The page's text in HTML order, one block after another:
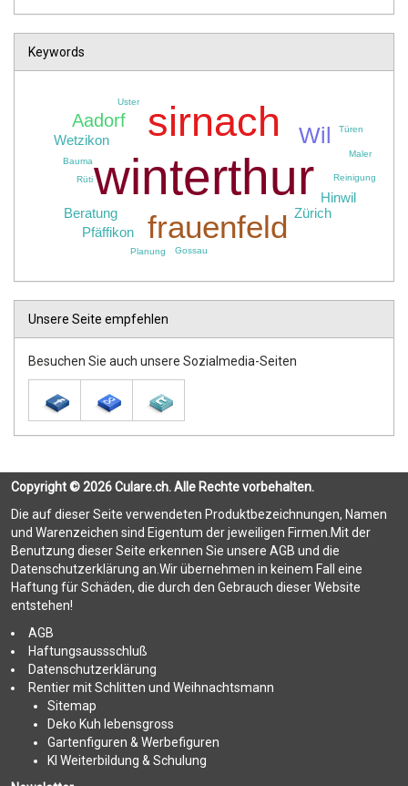
Keywords
winterthur
sirnach
frauenfeld
Wil
Aadorf
Beratung
Wetzikon
Pfäffikon
Zürich
Hinwil
Gossau
Planung
Reinigung
Maler
Bauma
Türen
Rüti
Uster
Unsere Seite empfehlen
Besuchen Sie auch unsere Sozialmedia-Seiten
Copyright © 2026 Culare.ch. Alle Rechte vorbehalten.
Die auf dieser Seite verwendeten Produktbezeichnungen, Namen
und Warenzeichen sind Eigentum der jeweiligen Firmen.Mit der
Benutzung dieser Seite erkennen Sie unsere AGB und die
Datenschutzerklärung an.Wir übernehmen in keinem Fall eine
Haftung für Schäden, die durch den Gebrauch dieser Website
entstehen!
AGB
Haftungsaussschluß
Datenschutzerklärung
Rentier mit Schlitten und Weihnachtsmann
Sitemap
Deko Kuh lebensgross
Gartenfiguren & Werbefiguren
KI Weiterbildung & Schulung